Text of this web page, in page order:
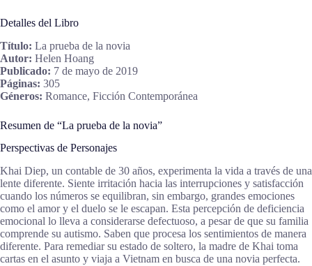
Detalles del Libro
Título: La prueba de la novia
Autor: Helen Hoang
Publicado: 7 de mayo de 2019
Páginas: 305
Géneros: Romance, Ficción Contemporánea
Resumen de “La prueba de la novia”
Perspectivas de Personajes
Khai Diep, un contable de 30 años, experimenta la vida a través de una
lente diferente. Siente irritación hacia las interrupciones y satisfacción
cuando los números se equilibran, sin embargo, grandes emociones
como el amor y el duelo se le escapan. Esta percepción de deficiencia
emocional lo lleva a considerarse defectuoso, a pesar de que su familia
comprende su autismo. Saben que procesa los sentimientos de manera
diferente. Para remediar su estado de soltero, la madre de Khai toma
cartas en el asunto y viaja a Vietnam en busca de una novia perfecta.